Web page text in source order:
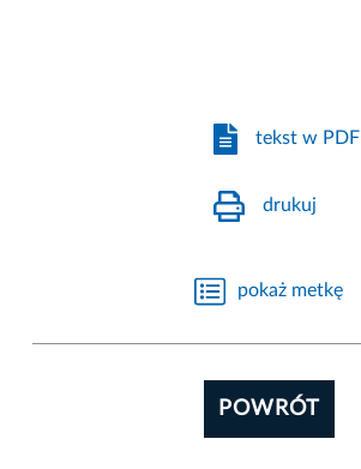
tekst w PDF
drukuj
pokaż metkę
POWRÓT